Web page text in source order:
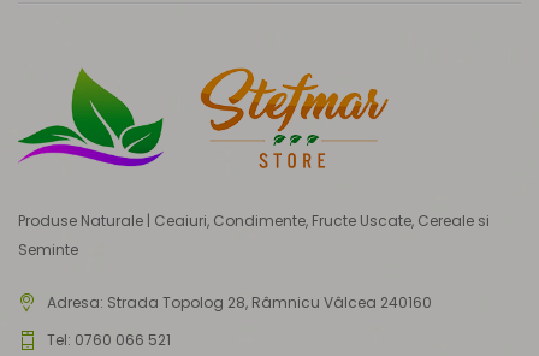
Produse Naturale | Ceaiuri, Condimente, Fructe Uscate, Cereale si
Seminte
Adresa: Strada Topolog 28, Râmnicu Vâlcea 240160
Tel: 0760 066 521